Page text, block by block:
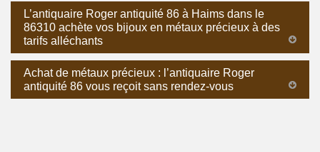
L’antiquaire Roger antiquité 86 à Haims dans le
86310 achète vos bijoux en métaux précieux à des
tarifs alléchants
Achat de métaux précieux : l’antiquaire Roger
antiquité 86 vous reçoit sans rendez-vous